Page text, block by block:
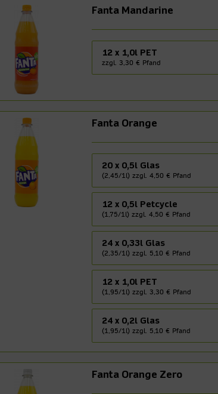
Fanta Mandarine
12 x 1,0l PET
zzgl. 3,30 € Pfand
Fanta Orange
20 x 0,5l Glas
(2,45/1l) zzgl. 4,50 € Pfand
12 x 0,5l Petcycle
(1,75/1l) zzgl. 4,50 € Pfand
24 x 0,33l Glas
(2,35/1l) zzgl. 5,10 € Pfand
12 x 1,0l PET
(1,95/1l) zzgl. 3,30 € Pfand
24 x 0,2l Glas
(1,95/1l) zzgl. 5,10 € Pfand
Fanta Orange Zero